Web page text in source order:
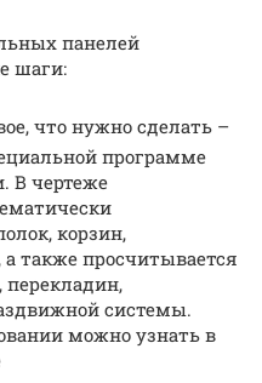
панелей
шаги:
что нужно сделать –
программе
В чертеже
корзин,
также просчитывается
перекладин,
системы.
можно узнать в